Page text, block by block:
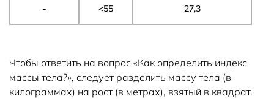
- <55 27,3
Чтобы ответить на вопрос «Как определить индекс
массы тела?», следует разделить массу тела (в
килограммах) на рост (в метрах), взятый в квадрат.